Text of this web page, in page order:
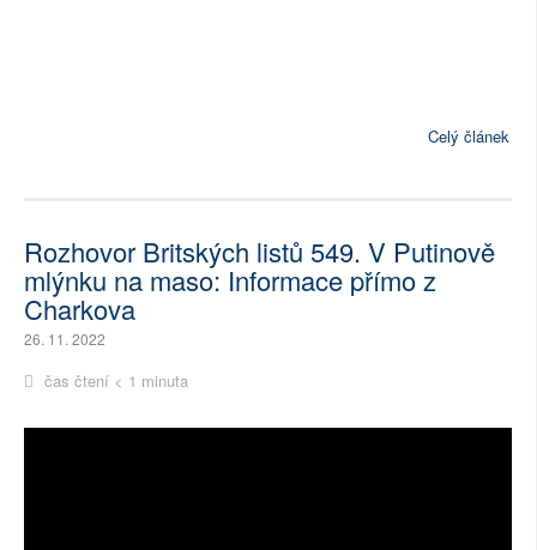
Celý článek
Rozhovor Britských listů 549. V Putinově
mlýnku na maso: Informace přímo z
Charkova
26. 11. 2022
čas čtení < 1 minuta